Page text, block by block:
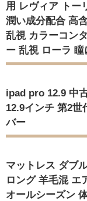
用 レヴィア トー
潤い成分配合 高
乱視 カラーコン
ー 乱視 ローラ
ipad pro 12.9 中
12.9インチ 第2
バー
マットレス ダブ
ロング 羊毛混 エ
オールシーズン